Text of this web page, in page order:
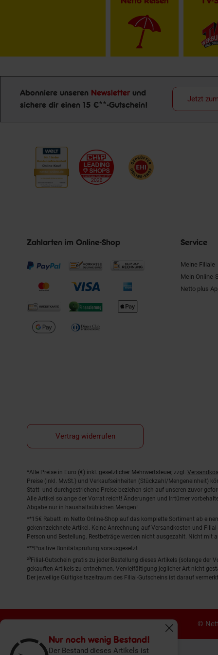
Nur noch wenig Bestand!
Der Bestand dieses Artikels ist
Fenster
Newsletter Anmeldung
Abonniere unseren Newsletter und
sichere dir einen 15 €**-Gutschein!
Jetzt
Zahlarten im Online-Shop Service
Meine Filiale
Mein Online-
Netto plus
Vertrag widerrufen
Fußnoten
*Alle Preise in Euro (€) inkl. gesetzlicher Mehrwertsteuer, zzgl.
Preise (inkl. MwSt.) und Verkaufseinheiten (Stückzahl/Mengeneinheit)
Statt- und durchgestrichene Preise beziehen sich auf unseren zuvor
Alle Artikel solange der Vorrat reicht! Änderungen und Irrtümer
Abgabe nur in haushaltsüblichen Mengen!
**15€ Rabatt im Netto Online-Shop auf das komplette Sortiment ab
gekennzeichnete Artikel. Keine Anrechnung auf Versandkosten und
Person und Bestellung. Restbeträge werden nicht ausgezahlt. Nicht mit
***Positive Bonitätsprüfung vorausgesetzt
²⁰Filial-Gutschein gratis zu jeder Bestellung dieses Artikels (solange
gekauften Artikels zu entnehmen. Vervielfältigung jeglicher Art nicht
Der jeweilige Gültigkeitszeitraum des Filial-Gutscheins ist darauf
©